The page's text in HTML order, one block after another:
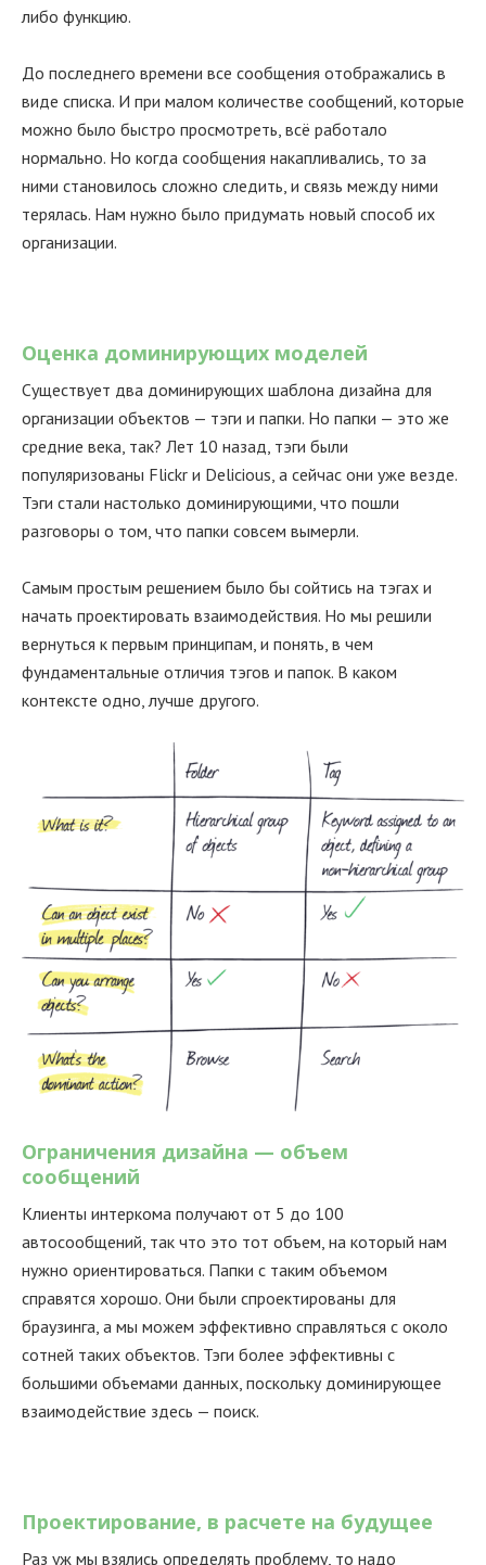
либо функцию.
До последнего времени все сообщения отображались в
виде списка. И при малом количестве сообщений, которые
можно было быстро просмотреть, всё работало
нормально. Но когда сообщения накапливались, то за
ними становилось сложно следить, и связь между ними
терялась. Нам нужно было придумать новый способ их
организации.
Оценка доминирующих моделей
Существует два доминирующих шаблона дизайна для
организации объектов — тэги и папки. Но папки — это же
средние века, так? Лет 10 назад, тэги были
популяризованы Flickr и Delicious, а сейчас они уже везде.
Тэги стали настолько доминирующими, что пошли
разговоры о том, что папки совсем вымерли.
Самым простым решением было бы сойтись на тэгах и
начать проектировать взаимодействия. Но мы решили
вернуться к первым принципам, и понять, в чем
фундаментальные отличия тэгов и папок. В каком
контексте одно, лучше другого.
Ограничения дизайна — объем
сообщений
Клиенты интеркома получают от 5 до 100
автосообщений, так что это тот объем, на который нам
нужно ориентироваться. Папки с таким объемом
справятся хорошо. Они были спроектированы для
браузинга, а мы можем эффективно справляться с около
сотней таких объектов. Тэги более эффективны с
большими объемами данных, поскольку доминирующее
взаимодействие здесь — поиск.
Проектирование, в расчете на будущее
Раз уж мы взялись определять проблему, то надо